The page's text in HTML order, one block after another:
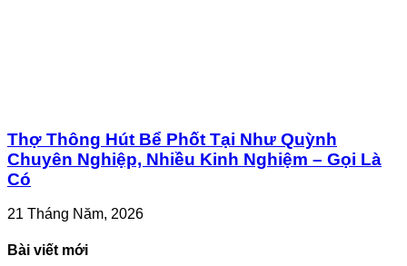
Thợ Thông Hút Bể Phốt Tại Như Quỳnh
Chuyên Nghiệp, Nhiều Kinh Nghiệm – Gọi Là
Có
21 Tháng Năm, 2026
Bài viết mới